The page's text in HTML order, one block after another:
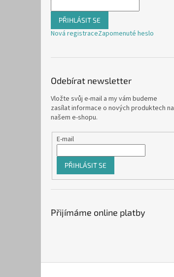
PŘIHLÁSIT SE
Nová registraceZapomenuté heslo
Odebírat newsletter
Vložte svůj e-mail a my vám budeme
zasílat informace o nových produktech na
našem e-shopu.
E-mail
PŘIHLÁSIT SE
Přijímáme online platby